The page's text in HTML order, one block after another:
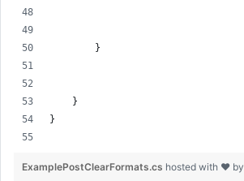
        }
    }
}
ExamplePostClearFormats.cs hosted with ❤ by